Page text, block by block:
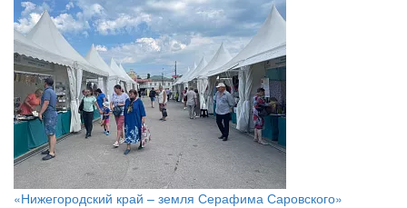
«Нижегородский край – земля Серафима Саровского»